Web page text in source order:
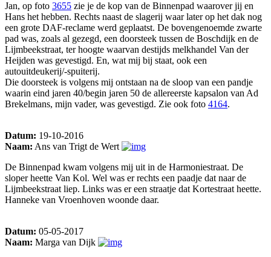
Jan, op foto 3655 zie je de kop van de Binnenpad waarover jij en
Hans het hebben. Rechts naast de slagerij waar later op het dak nog
een grote DAF-reclame werd geplaatst. De bovengenoemde zwarte
pad was, zoals al gezegd, een doorsteek tussen de Boschdijk en de
Lijmbeekstraat, ter hoogte waarvan destijds melkhandel Van der
Heijden was gevestigd. En, wat mij bij staat, ook een
autouitdeukerij/-spuiterij.
Die doorsteek is volgens mij ontstaan na de sloop van een pandje
waarin eind jaren 40/begin jaren 50 de allereerste kapsalon van Ad
Brekelmans, mijn vader, was gevestigd. Zie ook foto 4164.
Datum: 19-10-2016
Naam: Ans van Trigt de Wert
De Binnenpad kwam volgens mij uit in de Harmoniestraat. De
sloper heette Van Kol. Wel was er rechts een paadje dat naar de
Lijmbeekstraat liep. Links was er een straatje dat Kortestraat heette.
Hanneke van Vroenhoven woonde daar.
Datum: 05-05-2017
Naam: Marga van Dijk